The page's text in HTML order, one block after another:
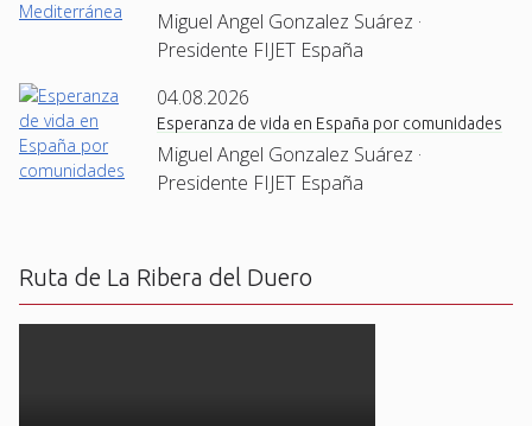
Miguel Angel Gonzalez Suárez ·
Presidente FIJET España
04.08.2026
Esperanza de vida en España por comunidades
Miguel Angel Gonzalez Suárez ·
Presidente FIJET España
Ruta de La Ribera del Duero